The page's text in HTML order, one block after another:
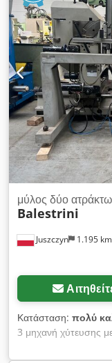
Juszczyn 1.195 km
μύλος δύο
Balestrini
Κατάσταση: πολύ
3 μηχανή χύτευσης
κινητήρες 2 x 2,2